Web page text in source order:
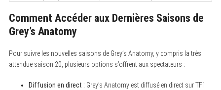
Comment Accéder aux Dernières Saisons de
Grey’s Anatomy
Pour suivre les nouvelles saisons de Grey’s Anatomy, y compris la très
attendue saison 20, plusieurs options s’offrent aux spectateurs :
Diffusion en direct : Grey’s Anatomy est diffusé en direct sur TF1
e
a
h